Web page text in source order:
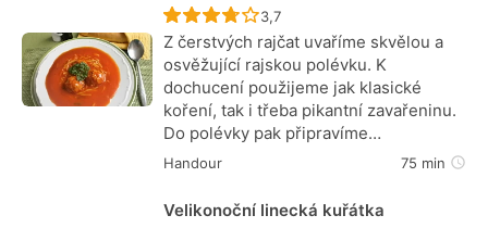
Recept ještě nebyl hodnocen
3,7
Z čerstvých rajčat uvaříme skvělou a
osvěžující rajskou polévku. K
dochucení použijeme jak klasické
koření, tak i třeba pikantní zavařeninu.
Do polévky pak připravíme…
Handour 75 min
Velikonoční linecká kuřátka